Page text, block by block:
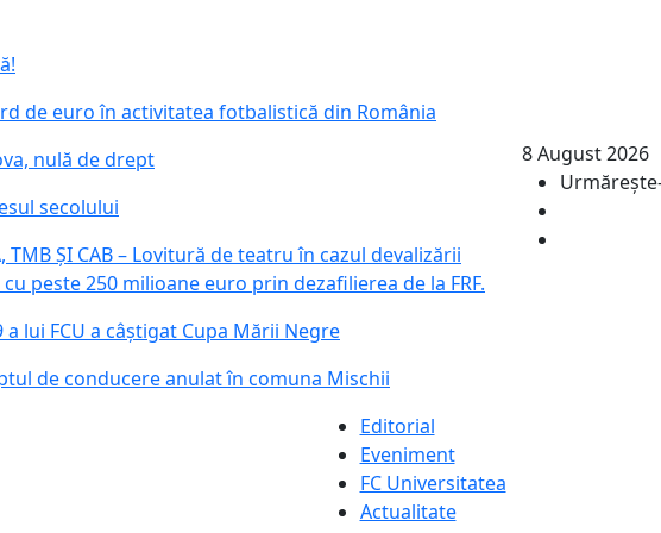
de euro în activitatea fotbalistică din România
nulă de drept
secolului
TMB ȘI CAB – Lovitură de teatru în cazul devalizării
peste 250 milioane euro prin dezafilierea de la FRF.
lui FCU a câștigat Cupa Mării Negre
de conducere anulat în comuna Mischii
8 August 2026
Editorial
Eveniment
FC Universitatea
Actualitate